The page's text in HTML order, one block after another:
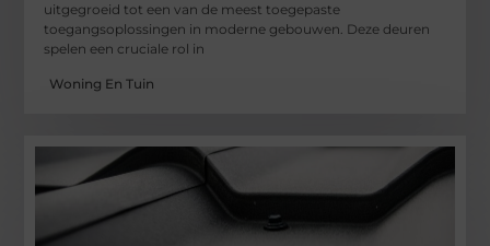
uitgegroeid tot een van de meest toegepaste
toegangsoplossingen in moderne gebouwen. Deze deuren
spelen een cruciale rol in
Woning En Tuin